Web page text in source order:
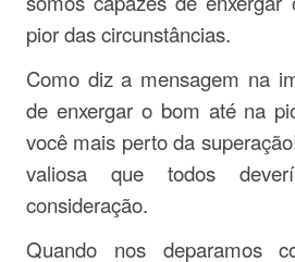
pior das circunstâncias.
Como diz a mensagem na
de enxergar o bom até na
você mais perto da
valiosa que todos
consideração.
Quando nos deparamos